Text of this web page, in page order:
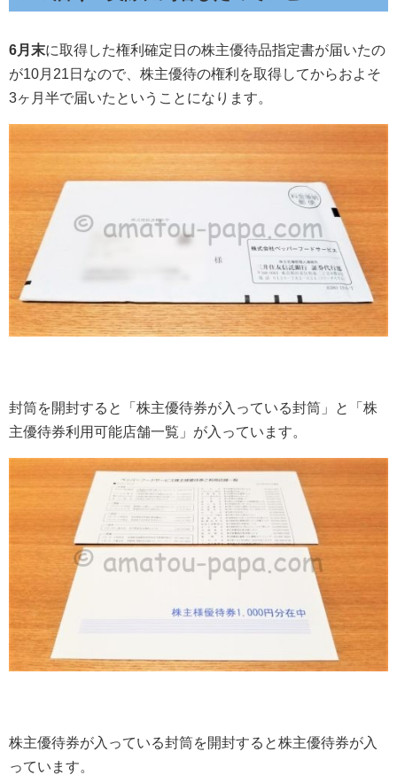
6月末に取得した権利確定日の株主優待品指定書が届いたの
が10月21日なので、株主優待の権利を取得してからおよそ
3ヶ月半で届いたということになります。
封筒を開封すると「株主優待券が入っている封筒」と「株
主優待券利用可能店舗一覧」が入っています。
株主優待券が入っている封筒を開封すると株主優待券が入
っています。